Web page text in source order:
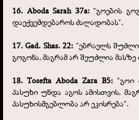
16. Aboda Sarah 37a: "გოების
დაექვემდებაროს ძალადობას".
17. Gad. Shas. 22: "ებრაელს
გოგონა, მაგრამ არ შეუძლია
18. Tosefta Aboda Zara B5: "გოი
პასუხი უნდა აგოს ამისთვის,
პასუხისმგებლობა არ ეკისრება".